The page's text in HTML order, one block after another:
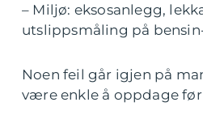
– Miljø: eksosanlegg,
utslippsmåling på
Noen feil går igjen på
være enkle å oppdage